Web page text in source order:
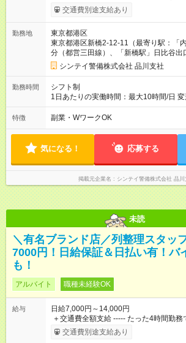
13,216円～ ➁20:30～08:30 14,688円
ございます。 ※別途資格手当がござい
級救命講習修了 250円/日 など 【試用期間】試用期間あり 試
用期間の長さ：2週間 雇用形態、給与は
交通費別途支給あり
勤務地
東京都港区
東京都港区新橋2-12-11（最寄り駅：「
分（都営三田線）、「新橋駅」日比谷出
番出口 徒歩5分（東京メトロ銀座線・都
シンテイ警備株式会社 品川支社
勤務時間
シフト制
1日あたりの実働時間：最大10時間/日
労働時間 170時間/月） 【シフト例】 ➀08:30～20:30（休憩時
間120分） ➁20:30～08:30（休憩時間120
特徴 副業・WワークOK
気になる！ 応募する
掲載元企業名 シンテイ警備株式会社 品川
未読
＼有名ブランド店／列整理スタッ
7000円！日給保証＆日払い有！バ
も！
アルバイト 職種未経験OK
給与
日給7,000円～14,000円
＋交通費全額支給 ----- たった4時間勤務で… 日給7,000円！ 時
給換算すると… なんと1750円です！ 激レア高待遇案件で 未経
験からしっかり稼げます♪ ▼▼▼ 時間があるなぁ～ なんかこの
交通費別途支給あり